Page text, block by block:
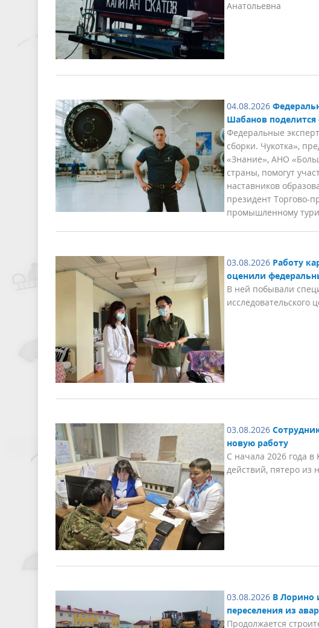
Анатольевна
04.08.2026
Шабанов
Федеральные
сборки. Чукотка»,
«Знание», АНО
страны, помогут
наставников
президент Торгово-
промышленному
03.08.2026 Работу
оценили
В ней побывали
исследовательского
03.08.2026
новую работу
С начала 2026 года
действий, пятеро из
03.08.2026 В Лорино
переселения из
Продолжается